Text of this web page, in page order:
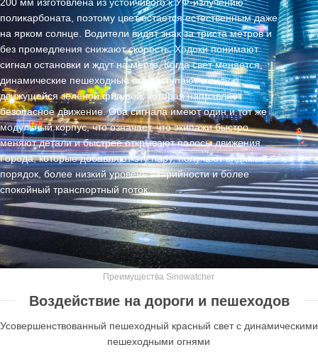
поликарбоната, поэтому цвет остается естественным даже
на ярком солнце. Водители видят знак за триста метров и
без промедления снижают скорость. Ходоки понимают
сигнал остановки и ждут на месте. Когда свет меняется,
динамические пешеходные огни вступают в силу с
движущейся зеленой фигурой, которая направляет
безопасное движение. Оба сигнала имеют один и тот же
модульный корпус, что означает, что экипажи быстро
меняют детали и быстрее открывают полосы движения.
Города, которые добавляют эту пару, получают видимый
порядок, более низкий уровень аварийности и более
спокойный транспортный поток.
Преимущества Sinowatcher
Воздействие на дороги и пешеходов
Усовершенствованный пешеходный красный свет с динамическими
пешеходными огнями